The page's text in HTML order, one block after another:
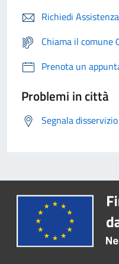
Richiedi Assistenza
Chiama il comune
Prenota un
Problemi in città
Segnala disservizio